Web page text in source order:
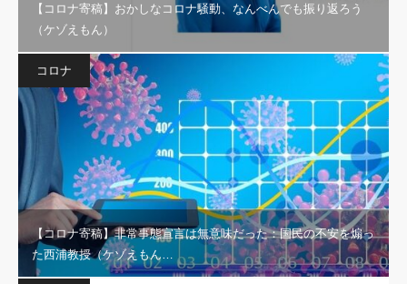
【コロナ寄稿】おかしなコロナ騒動、なんべんでも振り返ろう
（ケゾえもん）
コロナ
【コロナ寄稿】非常事態宣言は無意味だった：国民の不安を煽っ
た西浦教授（ケゾえもん…